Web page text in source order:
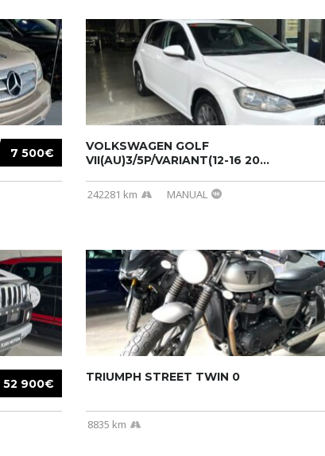
7 500€
VOLKSWAGEN GOLF
VII(AU)3/5P/VARIANT(12-16 20...
242281 km MANUAL
52 900€ TRIUMPH STREET TWIN 0
8835 km